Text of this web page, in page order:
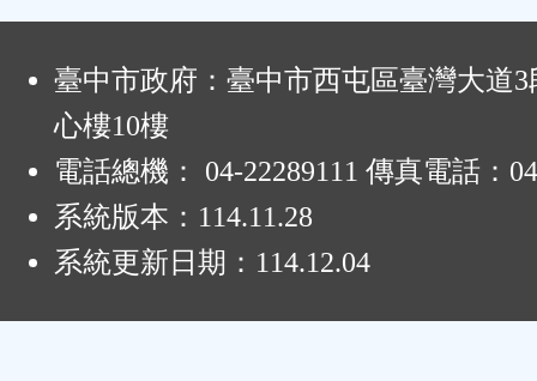
臺中市政府：臺中市西屯區臺灣大道3
心樓10樓
電話總機： 04-22289111 傳真電話：
系統版本： 114.11.28
系統更新日期： 114.12.04